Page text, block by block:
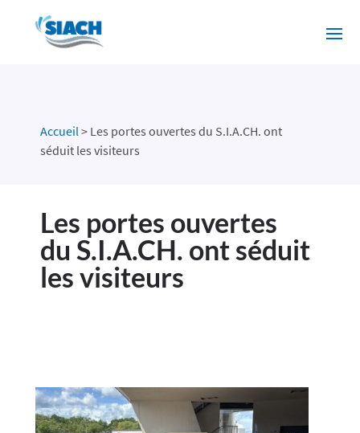
Accueil> Les portes ouvertes du S.I.A.CH. ont
séduit les visiteurs
Les portes ouvertes
du S.I.A.CH. ont séduit
les visiteurs